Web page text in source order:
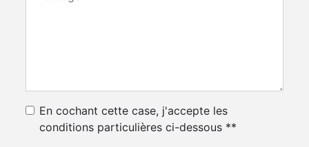
En cochant cette case, j'accepte les
conditions particulières ci-dessous **